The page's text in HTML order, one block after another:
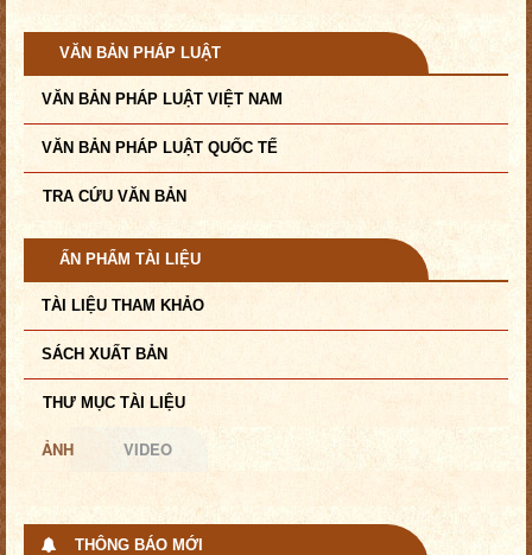
VĂN BẢN PHÁP LUẬT
VĂN BẢN PHÁP LUẬT VIỆT NAM
VĂN BẢN PHÁP LUẬT QUỐC TẾ
TRA CỨU VĂN BẢN
ẤN PHẨM TÀI LIỆU
TÀI LIỆU THAM KHẢO
SÁCH XUẤT BẢN
THƯ MỤC TÀI LIỆU
ẢNH VIDEO
THÔNG BÁO MỚI